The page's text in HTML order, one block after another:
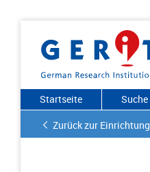
Startseite Suche
Zurück zur Einrichtung